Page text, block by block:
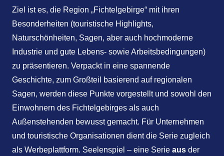
Ziel ist es, die Region „Fichtelgebirge“ mit ihren
Besonderheiten (touristische Highlights,
Naturschönheiten, Sagen, aber auch hochmoderne
Industrie und gute Lebens- sowie Arbeitsbedingungen)
zu präsentieren. Verpackt in eine spannende
Geschichte, zum Großteil basierend auf regionalen
Sagen, werden diese Punkte vorgestellt und sowohl den
Einwohnern des Fichtelgebirges als auch
Außenstehenden bewusst gemacht. Für Unternehmen
und touristische Organisationen dient die Serie zugleich
als Werbeplattform. Seelenspiel – eine Serie aus der